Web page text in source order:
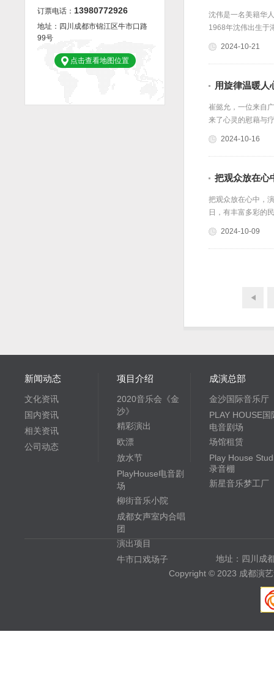
订票电话： 13980772926
地址：四川成都市锦江区牛市口路
99号
点击查看地图位置
沈伟是一名美籍华
1968年沈伟出生于
2024-10-21
用旋律温暖人
崔懿允，一位来自
来了心灵的慰藉
2024-10-16
把观众放在心
把观众放在心中，
日，有丰富多彩的
2024-10-09
新闻动态
文化资讯
国内资讯
相关资讯
公司动态
项目介绍
2020音乐会《金
沙》
精彩演出
欧漂
放水节
PlayHouse电音剧
场
柳街音乐小院
成都女声室内合唱
团
演出项目
牛市口戏场子
成演总部
金沙国际音乐厅
PLAY HOUSE国
电音剧场
场馆租赁
Play House
录音棚
新星音乐梦工厂
地址：四川成
Copyright © 2023 成都演